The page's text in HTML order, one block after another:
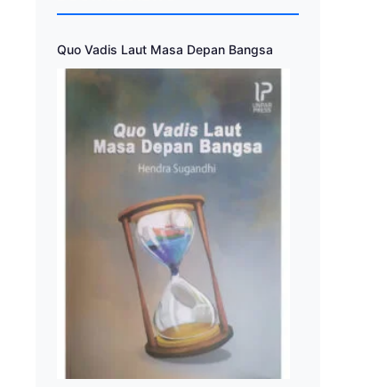
Quo Vadis Laut Masa Depan Bangsa